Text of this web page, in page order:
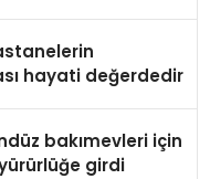
hayati değerdedir
bakımevleri için
girdi